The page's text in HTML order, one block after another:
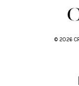
© 2026